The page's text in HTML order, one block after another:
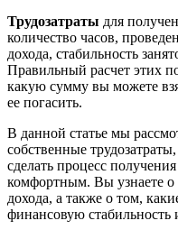
Трудозатраты для
количество часов,
дохода, стабильность
Правильный расчет этих
какую сумму вы можете
ее погасить.
В данной статье мы
собственные
сделать процесс
комфортным. Вы узнаете о
дохода, а также о том,
финансовую стабильность